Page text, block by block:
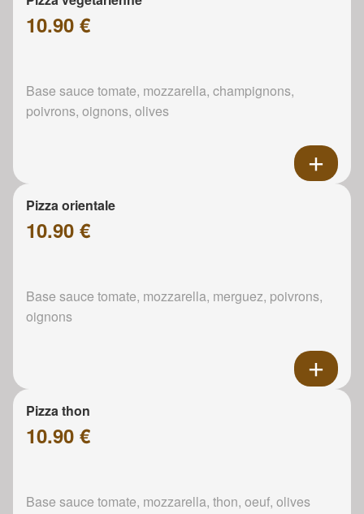
10.90 €
Base sauce tomate, mozzarella, champignons,
poivrons, oignons, olives
Pizza orientale
10.90 €
Base sauce tomate, mozzarella, merguez, poivrons,
oignons
Pizza thon
10.90 €
Base sauce tomate, mozzarella, thon, oeuf, olives